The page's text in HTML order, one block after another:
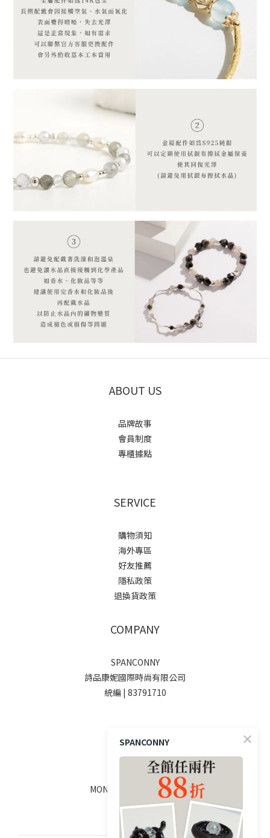
ABOUT US
品牌故事
會員制度
專櫃據點
SERVICE
購物須知
海外專區
好友推薦
隱私政策
退換貨政策
COMPANY
SPANCONNY
詩品康妮國際時尚有限公司
統編 | 83791710
SOCIALS
線上客服
MON - FRI / 9:00 - 18:00
SPANCONNY